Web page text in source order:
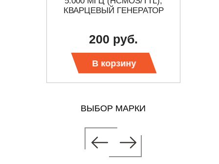
КВАРЦЕВЫЙ ГЕНЕРАТОР
200 руб.
В корзину
ВЫБОР МАРКИ